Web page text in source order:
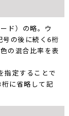
ド）の略。ウ
号の後に続く6桁
の混合比率を表
定することで
に省略して記